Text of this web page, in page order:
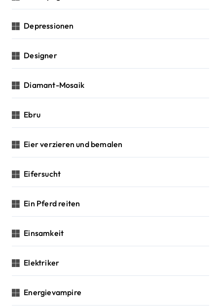
Depressionen
Designer
Diamant-Mosaik
Ebru
Eier verzieren und bemalen
Eifersucht
Ein Pferd reiten
Einsamkeit
Elektriker
Energievampire